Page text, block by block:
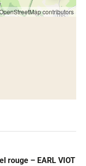
rouge – EARL VIOT
contributors